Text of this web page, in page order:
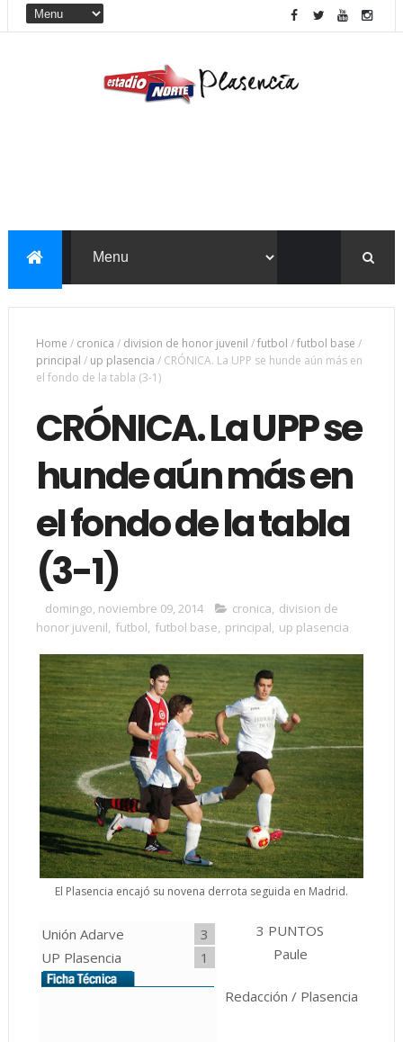
Home / cronica / division de honor juvenil /futbol /futbol base /
principal / up plasencia / CRÓNICA. La UPP se hunde aún más en
el fondo de la tabla (3-1)
CRÓNICA. La UPP se
hunde aún más en
el fondo de la tabla
(3-1)
domingo, noviembre 09, 2014 cronica, division de
honor juvenil, futbol, futbol base, principal, up plasencia
El Plasencia encajó su novena derrota seguida en Madrid.
Unión Adarve
3
UP Plasencia
1
3 PUNTOS
Paule
Redacción / Plasencia